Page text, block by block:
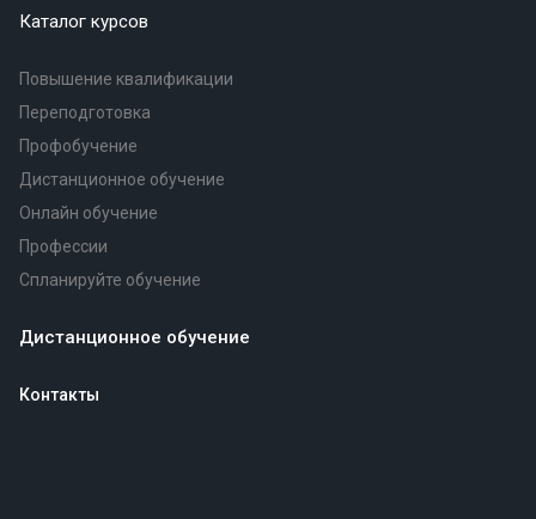
Каталог курсов
Повышение квалификации
Переподготовка
Профобучение
Дистанционное обучение
Онлайн обучение
Профессии
Спланируйте обучение
Дистанционное обучение
Контакты